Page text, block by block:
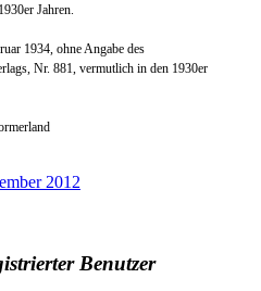
Jahren.
1934, ohne Angabe des
, Nr. 881, vermutlich in den 1930er
2012
Benutzer